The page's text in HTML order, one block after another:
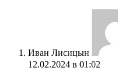
Иван Лисицын
12.02.2024 в 01:02